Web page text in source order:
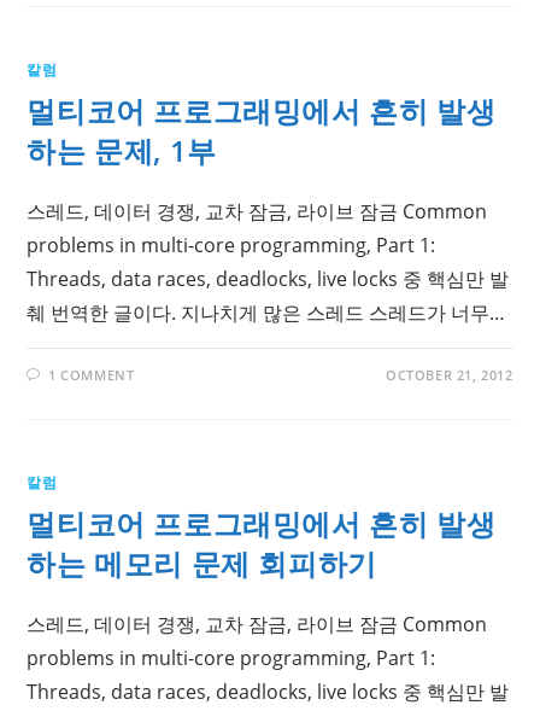
칼럼
멀티코어 프로그래밍에서 흔히 발생
하는 문제, 1부
스레드, 데이터 경쟁, 교차 잠금, 라이브 잠금 Common
problems in multi-core programming, Part 1:
Threads, data races, deadlocks, live locks 중 핵심만 발
췌 번역한 글이다. 지나치게 많은 스레드 스레드가 너무…
1 COMMENT OCTOBER 21, 2012
칼럼
멀티코어 프로그래밍에서 흔히 발생
하는 메모리 문제 회피하기
스레드, 데이터 경쟁, 교차 잠금, 라이브 잠금 Common
problems in multi-core programming, Part 1:
Threads, data races, deadlocks, live locks 중 핵심만 발